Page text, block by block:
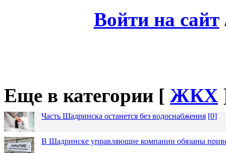
Войти на сайт
Еще в категории [ ЖКХ
Часть Шадринска останется без водоснабжения [0]
В Шадринске управляющие компании обязаны